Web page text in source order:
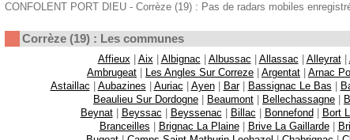
CONFOLENT PORT DIEU - Corrèze (19) : Pas de radars mobiles
Corrèze (19) : Les communes
Affieux | Aix | Albignac | Albussac | Allassac | Alleyrat|
Ambrugeat | Les Angles Sur Correze | Argentat | Arnac
Astaillac | Aubazines | Auriac | Ayen| Bar| Bassignac Le Bas |
Beaulieu Sur Dordogne | Beaumont | Bellechassagne |
Beynat| Beyssac | Beyssenac | Billac | Bonnefond| Bort
Branceilles | Brignac La Plaine| Brive La Gaillarde|